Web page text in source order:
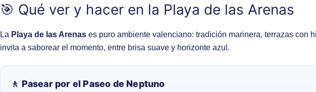
🎯 Qué ver y hacer en la Playa de las Arenas
La Playa de las Arenas es puro ambiente valenciano: tradición marinera, terrazas con
invita a saborear el momento, entre brisa suave y horizonte azul.
🚶 Pasear por el Paseo de Neptuno